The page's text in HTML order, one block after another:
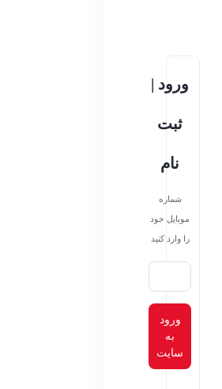
ورود |
ثبت
نام
شماره
موبایل خود
را وارد کنید
ورود
به
سایت